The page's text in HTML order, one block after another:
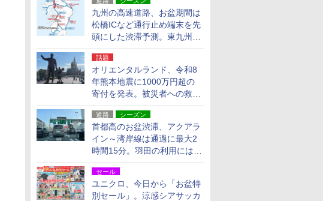
九州の高速道路、お盆期間は
松橋ICなど通行止め端末を先
頭にした渋滞予測。東九州道
への迂回は料金調整を実施
話題
オリエンタルランド、令和8
年熊本地震に1000万円超の
寄付を発表。被災者への救援
活動・復旧支援
道路 シーズン
首都高のお盆渋滞、アクアラ
イン～湾岸線は通過に最大2
時間15分。羽田の利用には
「空港西出口」の利用検討を
セール
ユニクロ、今日から「お盆特
別セール」。涼感シアサッカ